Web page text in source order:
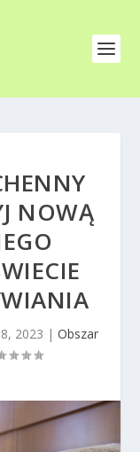
NOWĄ
2023 | Obszar